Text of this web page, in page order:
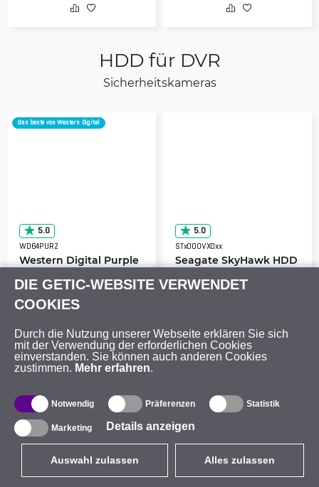
DIE GETIC-WEBSITE VERWENDET
COOKIES
Durch die Nutzung unserer Webseite erklären Sie sich
mit der Verwendung der erforderlichen Cookies
einverstanden. Sie können auch anderen Cookies
zustimmen. Mehr erfahren.
Notwendig Präferenzen Statistik
Marketing Details anzeigen
Auswahl zulassen Alles zulassen
HDD für DVR
Sicherheitskameras
das beste von Western Digital
5.0
WD64PURZ
Western Digital Purple
256MB
376.61 €
5.0
STx000VX0xx
Seagate SkyHawk HDD
306.43 €